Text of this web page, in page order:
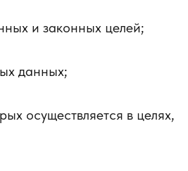
и законных целей;
данных;
осуществляется в целях,